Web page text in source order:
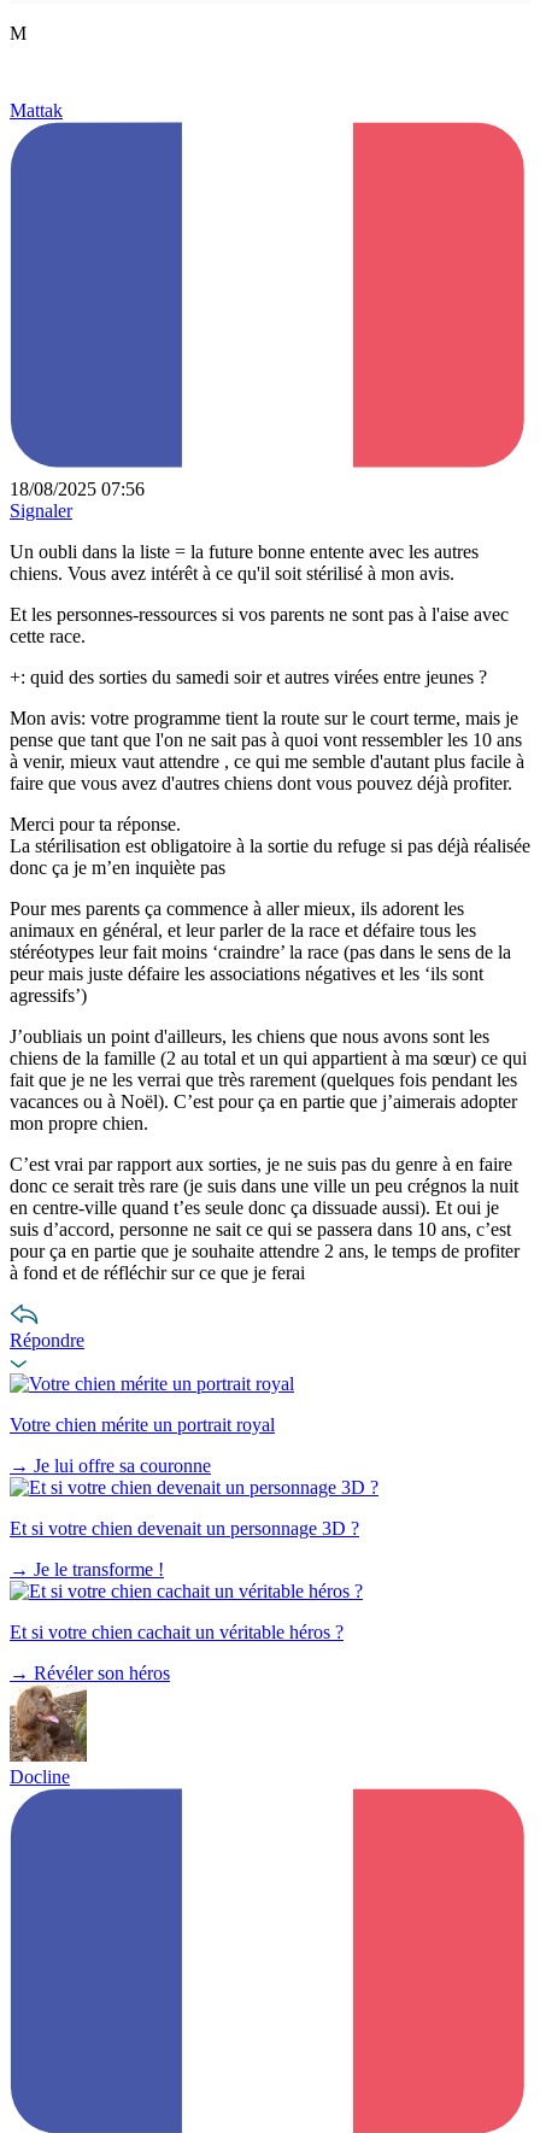
M
Mattak
18/08/2025 07:56
Signaler
Un oubli dans la liste = la future bonne entente avec les autres
chiens. Vous avez intérêt à ce qu'il soit stérilisé à mon avis.
Et les personnes-ressources si vos parents ne sont pas à l'aise avec
cette race.
+: quid des sorties du samedi soir et autres virées entre jeunes ?
Mon avis: votre programme tient la route sur le court terme, mais je
pense que tant que l'on ne sait pas à quoi vont ressembler les 10 ans
à venir, mieux vaut attendre , ce qui me semble d'autant plus facile à
faire que vous avez d'autres chiens dont vous pouvez déjà profiter.
Merci pour ta réponse.
La stérilisation est obligatoire à la sortie du refuge si pas déjà réalisée
donc ça je m’en inquiète pas
Pour mes parents ça commence à aller mieux, ils adorent les
animaux en général, et leur parler de la race et défaire tous les
stéréotypes leur fait moins ‘craindre’ la race (pas dans le sens de la
peur mais juste défaire les associations négatives et les ‘ils sont
agressifs’)
J’oubliais un point d'ailleurs, les chiens que nous avons sont les
chiens de la famille (2 au total et un qui appartient à ma sœur) ce qui
fait que je ne les verrai que très rarement (quelques fois pendant les
vacances ou à Noël). C’est pour ça en partie que j’aimerais adopter
mon propre chien.
C’est vrai par rapport aux sorties, je ne suis pas du genre à en faire
donc ce serait très rare (je suis dans une ville un peu crégnos la nuit
en centre-ville quand t’es seule donc ça dissuade aussi). Et oui je
suis d’accord, personne ne sait ce qui se passera dans 10 ans, c’est
pour ça en partie que je souhaite attendre 2 ans, le temps de profiter
à fond et de réfléchir sur ce que je ferai
Répondre
Votre chien mérite un portrait royal
→ Je lui offre sa couronne
Et si votre chien devenait un personnage 3D ?
→ Je le transforme !
Et si votre chien cachait un véritable héros ?
→ Révéler son héros
Docline